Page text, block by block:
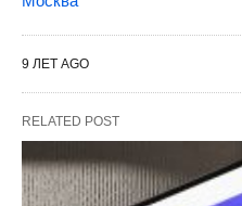
9 ЛЕТ AGO
RELATED POST